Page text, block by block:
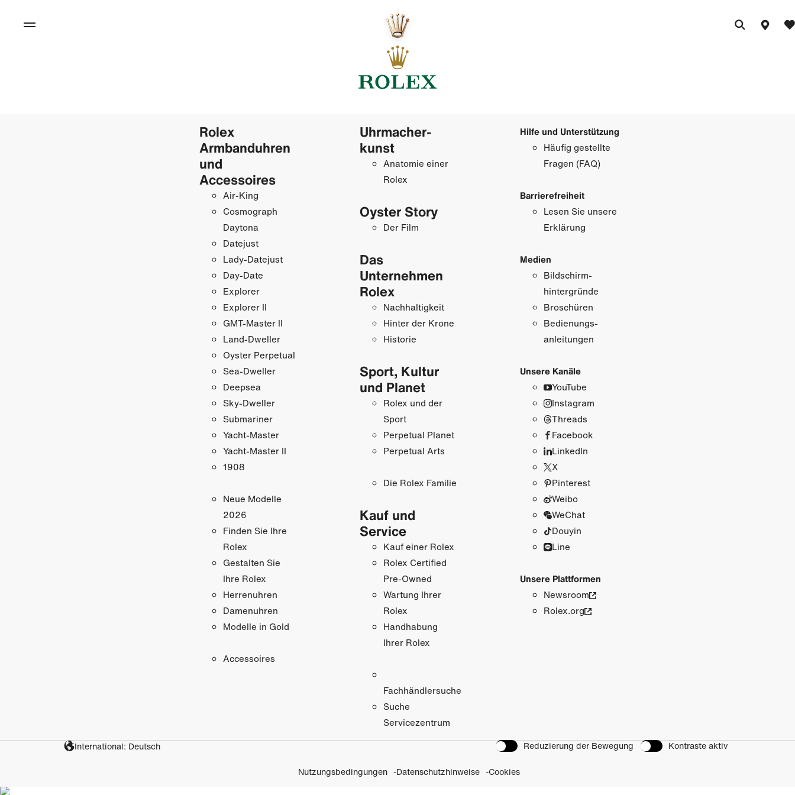
Rolex
Armbanduhren
und
Accessoires
Air-King
Cosmograph
Daytona
Datejust
Lady-Datejust
Day-Date
Explorer
Explorer II
GMT-Master II
Land-Dweller
Oyster Perpetual
Sea-Dweller
Deepsea
Sky-Dweller
Submariner
Yacht-Master
Yacht-Master II
1908
Neue Modelle
2026
Finden Sie Ihre
Rolex
Gestalten Sie
Ihre Rolex
Herrenuhren
Damenuhren
Modelle in Gold
Accessoires
Uhrmacher­
kunst
Anatomie einer
Rolex
Oyster Story
Der Film
Das
Unternehmen
Rolex
Nachhaltigkeit
Hinter der Krone
Historie
Sport, Kultur
und Planet
Rolex und der
Sport
Perpetual Planet
Perpetual Arts
Die Rolex Familie
Kauf und
Service
Kauf einer Rolex
Rolex Certified
Pre-Owned
Wartung Ihrer
Rolex
Handhabung
Ihrer Rolex
Fachhändlersuche
Suche
Servicezentrum
Hilfe und Unterstützung
Häufig gestellte
Fragen (FAQ)
Barrierefreiheit
Lesen Sie unsere
Erklärung
Medien
Bildschirm­
hintergründe
Broschüren
Bedienungs­
anleitungen
Unsere Kanäle
YouTube
Instagram
Threads
Facebook
LinkedIn
X
Pinterest
Weibo
WeChat
Douyin
Line
Unsere Plattformen
Newsroom
Rolex.org
International: Deutsch Reduzierung der Bewegung Kontraste aktiv
Nutzungsbedingungen Datenschutzhinweise Cookies